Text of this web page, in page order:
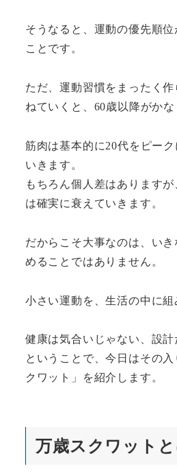
そうなると、運動の優先順
ことです。
ただ、運動習慣をまったく
ねていくと、60歳以降がかな
筋肉は基本的に20代をピー
いきます。
もちろん個人差はあります
は確実に衰えていきます。
だからこそ大事なのは、い
めることではありません。
小さい運動を、生活の中に組
健康は気合いじゃない、設計
ということで、今日はその
クワット」を紹介します。
万歳スクワットと